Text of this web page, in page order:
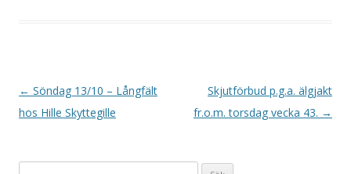
I
n
← Söndag 13/10 – Långfält
hos Hille Skyttegille
Skjutförbud p.g.a. älgjakt
fr.o.m. torsdag vecka 43. →